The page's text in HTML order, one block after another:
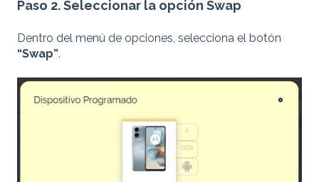
Paso 2. Seleccionar la opción Swap
Dentro del menú de opciones, selecciona el botón
“Swap”.